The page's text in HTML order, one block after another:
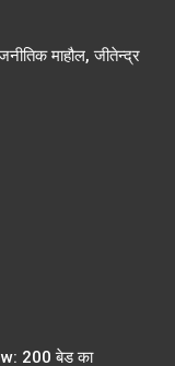
माहौल, जीतेन्द्र
200 बेड का